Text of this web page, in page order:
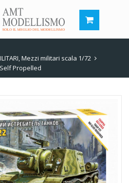
,Mezzi militari scala 1/72
Propelled